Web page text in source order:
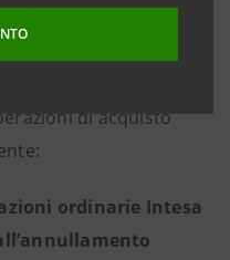
di acquisto
ordinarie Intesa